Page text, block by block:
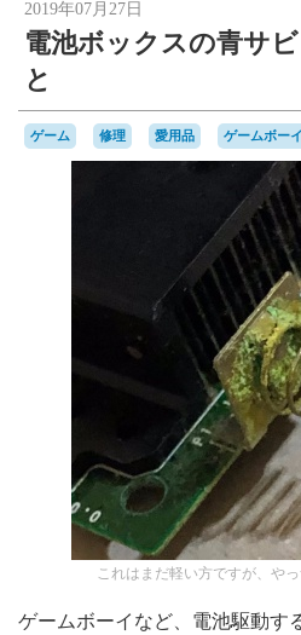
2019年07月27日
電池ボックスの青サ
と
ゲーム 修理 愛用品 ゲームボーイ
これはまだ軽い方ですが、や
ゲームボーイなど、電池駆動す